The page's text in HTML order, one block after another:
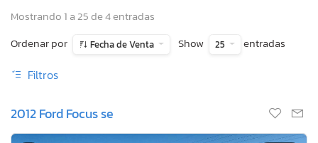
Mostrando 1 a 25 de 4 entradas
Ordenar por
Fecha de Venta Show 25 entradas
Filtros
2012 Ford Focus se